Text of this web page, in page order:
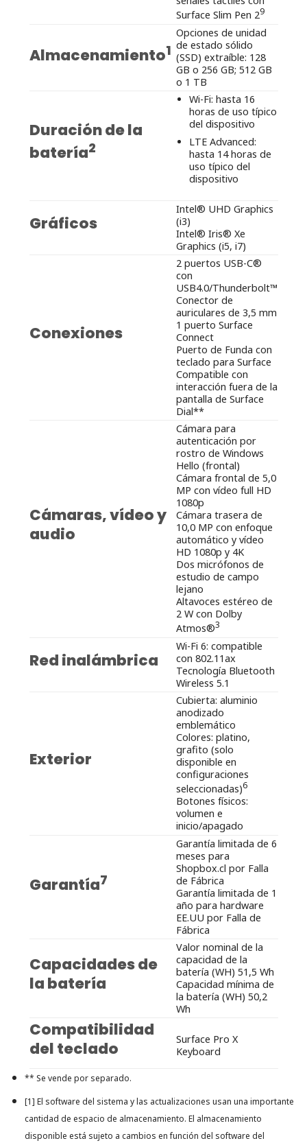
Surface Slim Pen 29
Almacenamiento1
Opciones de unidad
de estado sólido
(SSD) extraíble: 128
GB o 256 GB; 512 GB
o 1 TB
Duración de la
batería2
Wi-Fi: hasta 16
horas de uso típico
del dispositivo
LTE Advanced:
hasta 14 horas de
uso típico del
dispositivo
Gráficos
Intel® UHD Graphics
(i3)
Intel® Iris® Xe
Graphics (i5, i7)
Conexiones
2 puertos USB-C®
con
USB4.0/Thunderbolt™
Conector de
auriculares de 3,5 mm
1 puerto Surface
Connect
Puerto de Funda con
teclado para Surface
Compatible con
interacción fuera de la
pantalla de Surface
Dial**
Cámaras, vídeo y
audio
Cámara para
autenticación por
rostro de Windows
Hello (frontal)
Cámara frontal de 5,0
MP con vídeo full HD
1080p
Cámara trasera de
10,0 MP con enfoque
automático y vídeo
HD 1080p y 4K
Dos micrófonos de
estudio de campo
lejano
Altavoces estéreo de
2 W con Dolby
Atmos®3
Red inalámbrica
Wi-Fi 6: compatible
con 802.11ax
Tecnología Bluetooth
Wireless 5.1
Exterior
Cubierta: aluminio
anodizado
emblemático
Colores: platino,
grafito (solo
disponible en
configuraciones
seleccionadas)6
Botones físicos:
volumen e
inicio/apagado
Garantía7
Garantía limitada de 6
meses para
Shopbox.cl por Falla
de Fábrica
Garantía limitada de 1
año para hardware
EE.UU por Falla de
Fábrica
Capacidades de
la batería
Valor nominal de la
capacidad de la
batería (WH) 51,5 Wh
Capacidad mínima de
la batería (WH) 50,2
Wh
Compatibilidad
del teclado
Surface Pro X
Keyboard
** Se vende por separado.
[1] El software del sistema y las actualizaciones usan una importante
cantidad de espacio de almacenamiento. El almacenamiento
disponible está sujeto a cambios en función del software del